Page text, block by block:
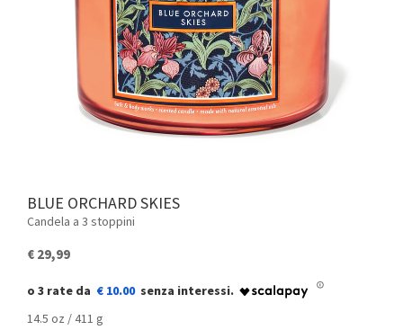
BLUE ORCHARD SKIES
Candela a 3 stoppini
€ 29,99
€ 10.00
14.5 oz / 411 g